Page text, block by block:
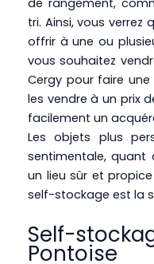
de rangement,
tri. Ainsi, vous verrez
offrir à une ou
vous souhaitez
Cergy pour faire
les vendre à un prix
facilement un
Les objets plus
sentimentale, quant
un lieu sûr et
self-stockage est la
Self-
Pontoise